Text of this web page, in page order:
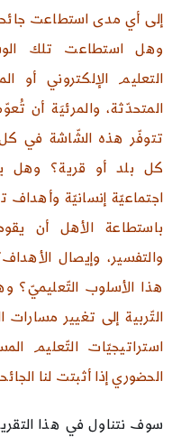
إلى أي مدى استطاعت
وهل استطاعت تلك
التعليم الإلكتروني أو
المتحدّثة، والمرئيَة أن
تتوفّر هذه الشّاشة في
كل بلد أو قرية؟ وهل
اجتماعيّة إنسانيّة
باستطاعة الأهل أن
والتفسير، وإيصال
هذا الأسلوب التّعليميّ؟
التّربية إلى تغيير مسارات
استراتيجيّات التّعليم
الحضوري إذا أثبتت لنا
سوف نتناول في هذا